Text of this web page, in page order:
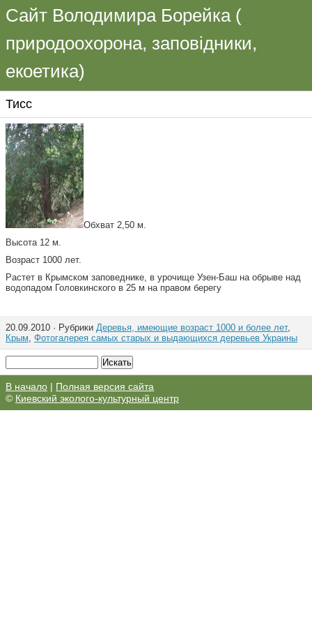
Сайт Володимира Борейка (
природоохорона, заповідники,
екоетика)
Тисс
Обхват 2,50 м.
Высота 12 м.
Возраст 1000 лет.
Растет в Крымском заповеднике, в урочище Узен-Баш на обрыве над
водопадом Головкинского в 25 м на правом берегу
20.09.2010 · Рубрики Деревья, имеющие возраст 1000 и более лет,
Крым, Фотогалерея самых старых и выдающихся деревьев Украины
В начало | Полная версия сайта
© Киевский эколого-культурный центр